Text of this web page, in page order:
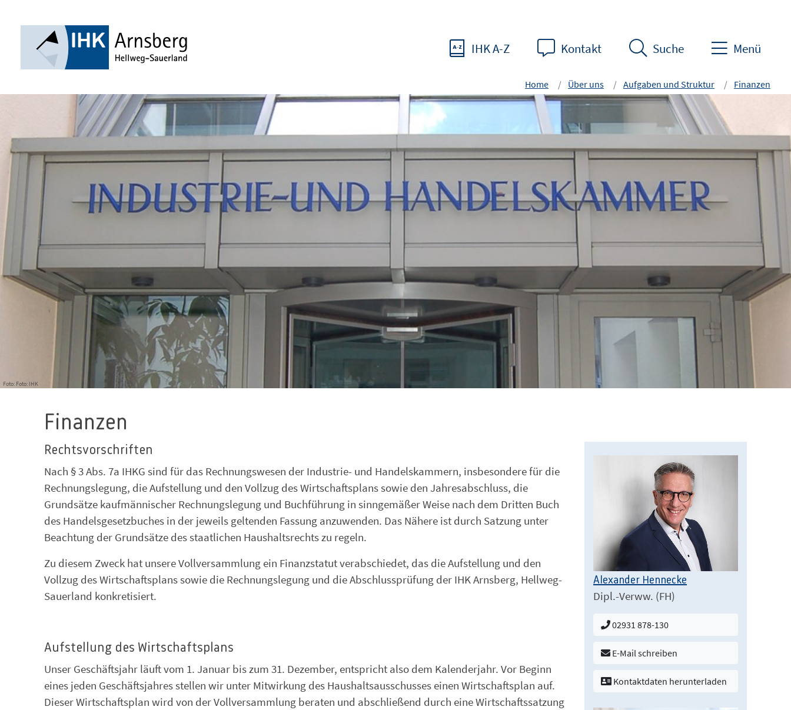
IHK A-Z Kontakt Suche Menü
Home Über uns Aufgaben und Struktur Finanzen
Foto: Foto: IHK
Finanzen
Rechtsvorschriften
Nach § 3 Abs. 7a IHKG sind für das Rechnungswesen der Industrie- und Handelskammern, insbesondere für die
Rechnungslegung, die Aufstellung und den Vollzug des Wirtschaftsplans sowie den Jahresabschluss, die
Grundsätze kaufmännischer Rechnungslegung und Buchführung in sinngemäßer Weise nach dem Dritten Buch
des Handelsgesetzbuches in der jeweils geltenden Fassung anzuwenden. Das Nähere ist durch Satzung unter
Beachtung der Grundsätze des staatlichen Haushaltsrechts zu regeln.
Zu diesem Zweck hat unsere Vollversammlung ein Finanzstatut verabschiedet, das die Aufstellung und den
Vollzug des Wirtschaftsplans sowie die Rechnungslegung und die Abschlussprüfung der IHK Arnsberg, Hellweg-
Sauerland konkretisiert.
Aufstellung des Wirtschaftsplans
Unser Geschäftsjahr läuft vom 1. Januar bis zum 31. Dezember, entspricht also dem Kalenderjahr. Vor Beginn
eines jeden Geschäftsjahres stellen wir unter Mitwirkung des Haushaltsausschusses einen Wirtschaftsplan auf.
Dieser Wirtschaftsplan wird von der Vollversammlung beraten und abschließend durch eine Wirtschaftssatzung
Alexander Hennecke
Dipl.-Verww. (FH)
02931 878-130
E-Mail schreiben
Kontaktdaten herunterladen